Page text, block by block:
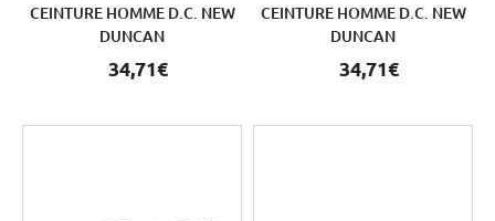
CEINTURE HOMME D.C. NEW
DUNCAN
34,71€
CEINTURE HOMME D.C. NEW
DUNCAN
34,71€